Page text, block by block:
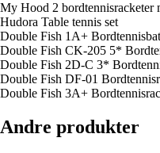
My Hood 2 bordtennisracketer
Hudora Table tennis set
Double Fish 1A+ Bordtennisbat
Double Fish CK-205 5*
Double Fish 2D-C 3*
Double Fish DF-01
Double Fish 3A+
Andre produkter